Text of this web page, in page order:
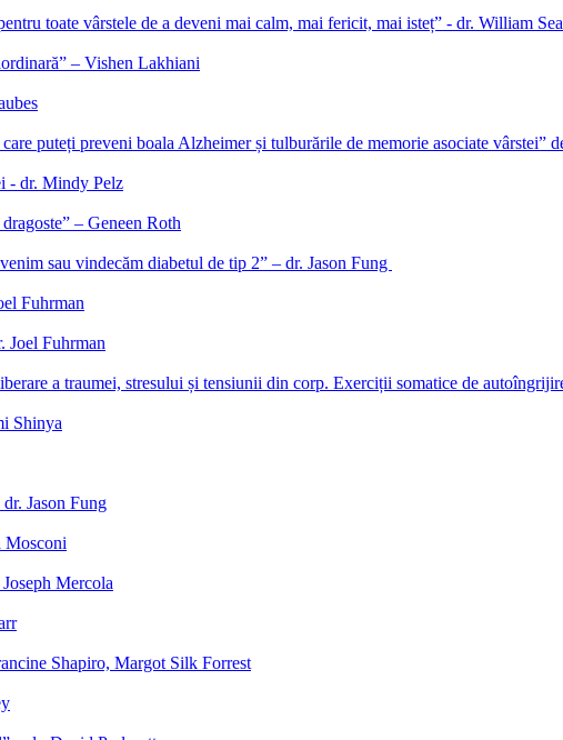
toate vârstele de a deveni mai calm, mai fericit, mai isteț” - dr. William
– Vishen Lakhiani
puteți preveni boala Alzheimer și tulburările de memorie asociate vârstei”
- dr. Mindy Pelz
– Geneen Roth
sau vindecăm diabetul de tip 2” – dr. Jason Fung
Fuhrman
Joel Fuhrman
a traumei, stresului și tensiunii din corp. Exerciții somatice de
Shinya
Jason Fung
Mosconi
Mercola
Shapiro, Margot Silk Forrest